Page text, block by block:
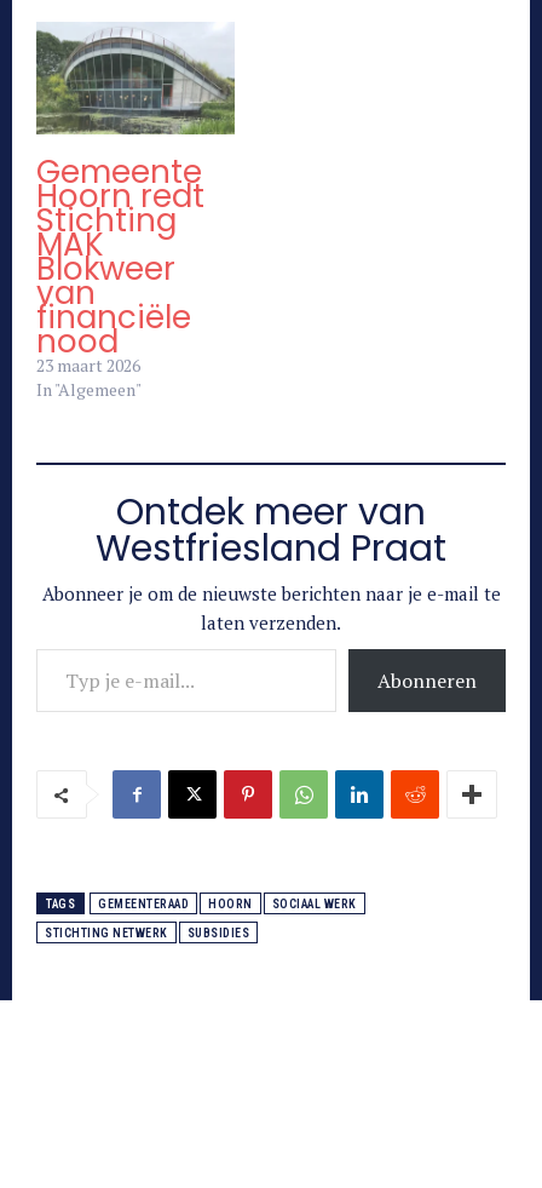
Gemeente
Hoorn redt
Stichting
MAK
Blokweer
van
financiële
nood
23 maart 2026
In "Algemeen"
Ontdek meer van
Westfriesland Praat
Abonneer je om de nieuwste berichten naar je e-mail te
laten verzenden.
Typ je e-mail...
Abonneren
TAGS GEMEENTERAAD HOORN SOCIAAL WERK
STICHTING NETWERK SUBSIDIES